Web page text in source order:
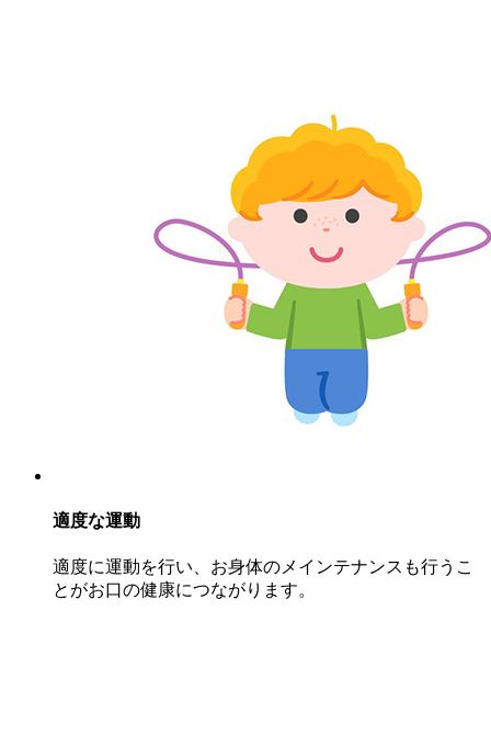
適度な運動
適度に運動を行い、お身体のメインテナンスも行うこ
とがお口の健康につながります。